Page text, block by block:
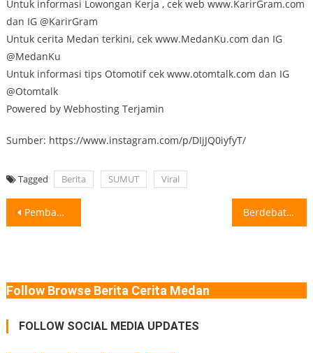
Untuk informasi Lowongan Kerja , cek web www.KarirGram.com
dan IG @KarirGram
Untuk cerita Medan terkini, cek www.MedanKu.com dan IG
@MedanKu
Untuk informasi tips Otomotif cek www.otomtalk.com dan IG
@Otomtalk
Powered by Webhosting Terjamin
Sumber: https://www.instagram.com/p/DIjJQ0iyfyT/
Tagged Berita SUMUT Viral
Post
Pembahasan RUU KUHAP Ditunda, Komisi III DPR Buka Aspirasi! Ketua Komisi III Berdebat Masalah Barcode Parkir Berlangganan Terjadi Lagi di Medan. Kata Jukir Barcode
Follow Browse Berita Cerita Medan
FOLLOW SOCIAL MEDIA UPDATES